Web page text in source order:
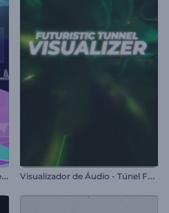
V
isualizador de Lançamento de Álbum de Música V
isualizador de Áudio - Túnel Futurista